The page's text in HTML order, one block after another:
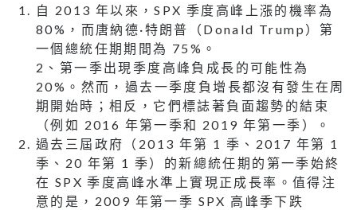
自 2013 年以來，SPX 季度高峰上漲的機率為
80%，而唐納德·特朗普（Donald Trump）第
一個總統任期期間為 75%。
2、第一季出現季度高峰負成長的可能性為
20%。然而，過去一季度負增長都沒有發生在周
期開始時；相反，它們標誌著負面趨勢的結束
（例如 2016 年第一季和 2019 年第一季）。
過去三屆政府（2013 年第 1 季、2017 年第 1
季、20 年第 1 季）的新總統任期的第一季始終
在 SPX 季度高峰水準上實現正成長率。值得注
意的是，2009 年第一季 SPX 高峰季下跌